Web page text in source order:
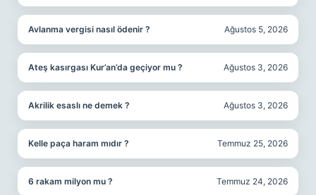
Avlanma vergisi nasıl ödenir ? Ağustos 5, 2026
Ateş kasırgası Kur’an’da geçiyor mu ? Ağustos 3, 2026
Akrilik esaslı ne demek ? Ağustos 3, 2026
Kelle paça haram mıdır ? Temmuz 25, 2026
6 rakam milyon mu ? Temmuz 24, 2026